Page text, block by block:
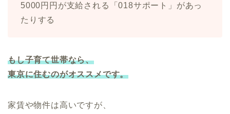
5000円円が支給される「018サポート」があっ
たりする
もし子育て世帯なら、
東京に住むのがオススメです。
家賃や物件は高いですが、